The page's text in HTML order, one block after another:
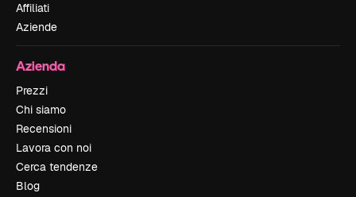
Affiliati
Aziende
Azienda
Prezzi
Chi siamo
Recensioni
Lavora con noi
Cerca tendenze
Blog